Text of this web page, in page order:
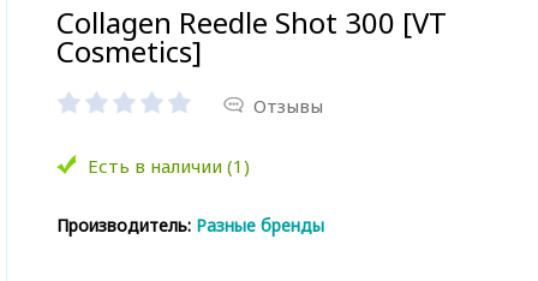
Collagen Reedle Shot 300 [VT
Cosmetics]
Отзывы
Есть в наличии (1)
Производитель: Разные бренды